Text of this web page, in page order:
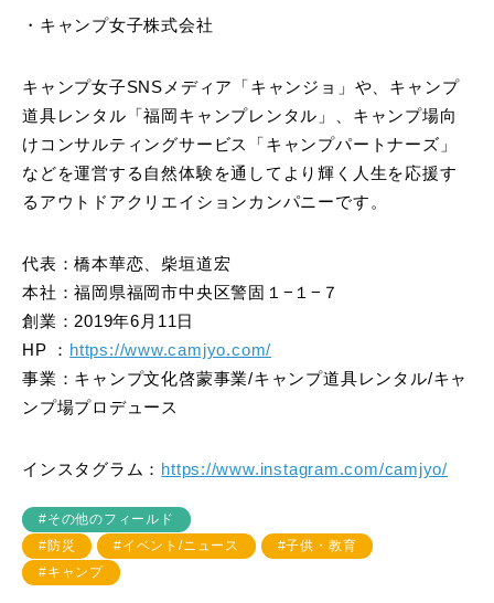
・キャンプ女子株式会社
キャンプ女子SNSメディア「キャンジョ」や、キャンプ
道具レンタル「福岡キャンプレンタル」、キャンプ場向
けコンサルティングサービス「キャンプパートナーズ」
などを運営する自然体験を通してより輝く人生を応援す
るアウトドアクリエイションカンパニーです。
代表：橋本華恋、柴垣道宏
本社：福岡県福岡市中央区警固１−１−７
創業：2019年6月11日
HP ： https://www.camjyo.com/
事業：キャンプ文化啓蒙事業/キャンプ道具レンタル/キャ
ンプ場プロデュース
インスタグラム： https://www.instagram.com/camjyo/
#その他のフィールド
#防災
#イベント/ニュース
#子供・教育
#キャンプ